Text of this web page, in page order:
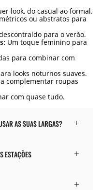
look, do casual ao formal.
ou abstratos para
para o verão.
Um toque feminino para
para combinar com
looks noturnos suaves.
complementar roupas
com quase tudo.
AS SUAS LARGAS?
ESTAÇÕES